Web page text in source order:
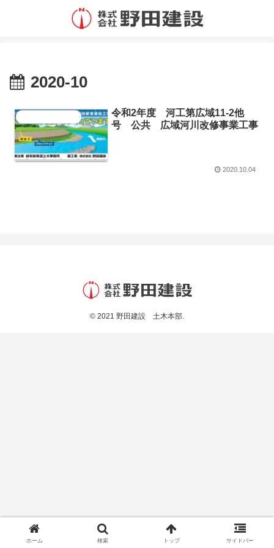
2020-10
令和2年度 河工第広域11-2他
号 公共 広域河川改修事業工事
2020.10.04
© 2021 野田建設 土木本部.
ホーム 検索 トップ サイドバー